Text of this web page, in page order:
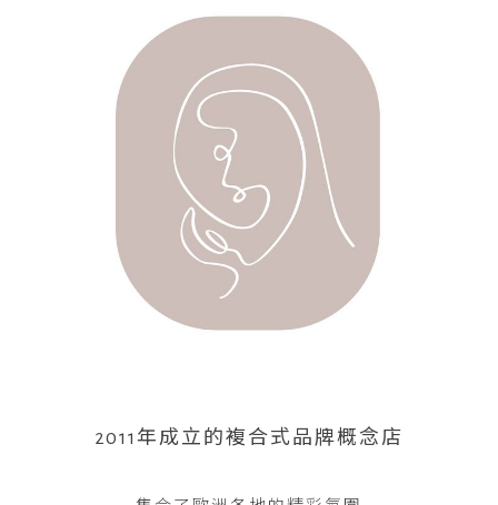
2011年成立的複合式品牌概念店